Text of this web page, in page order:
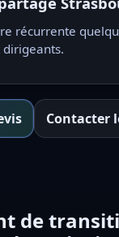
récurrente
dirigeants.
Contacter
de